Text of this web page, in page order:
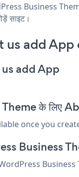
Business
साइट।
add
add App
के लिए
once you
Business
Business